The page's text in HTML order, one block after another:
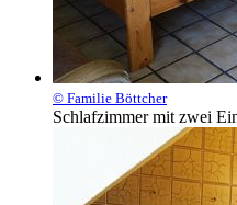
© Familie Böttcher
Schlafzimmer mit zwei